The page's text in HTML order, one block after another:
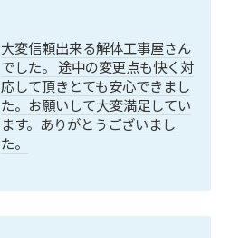
大変信頼出来る解体工事屋さん
でした。 途中の変更点も快く対
応して頂きとても安心できまし
た。お願いして大変満足してい
ます。ありがとうございまし
た。